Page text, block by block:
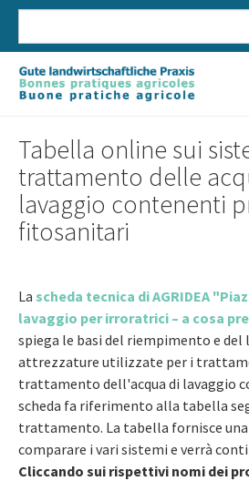
Skip
main
content
Tabella online sui
trattamento delle
lavaggio contenenti
fitosanitari
La scheda tecnica di AGRIDEA
lavaggio per irroratrici – a cosa
spiega le basi del riempimento e del
attrezzature utilizzate per i
trattamento dell'acqua di lavaggio
scheda fa riferimento alla tabella
trattamento. La tabella fornisce
comparare i vari sistemi e verrà
Cliccando sui rispettivi nomi dei